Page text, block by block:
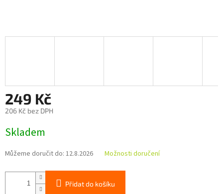
249 Kč
206 Kč bez DPH
cena:
Skladem
Můžeme doručit do: 12.8.2026 Možnosti doručení
Přidat do košíku